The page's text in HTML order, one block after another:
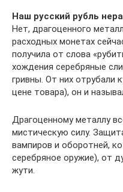
Наш русский рубль
Нет, драгоценного
расходных монетах
получила от слова
хождения серебряные
гривны. От них отрубали
цене товара), он и
Драгоценному металлу
мистическую силу.
вампиров и оборотней,
серебряное оружие), от
жути.